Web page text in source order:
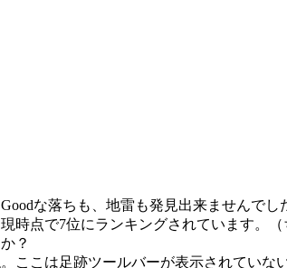
な落ちも、地雷も発見出来ませんで
時点で7位にランキングされています。
？
ここは足跡ツールバーが表示されていな